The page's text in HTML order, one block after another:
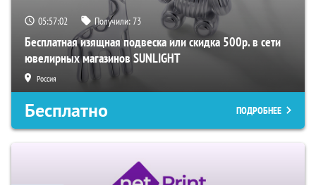
05:57:01 Получили:73
Бесплатная изящная подвеска или скидка 500р. в сети
ювелирных магазинов SUNLIGHT
Россия
Бесплатно ПОДРОБНЕЕ